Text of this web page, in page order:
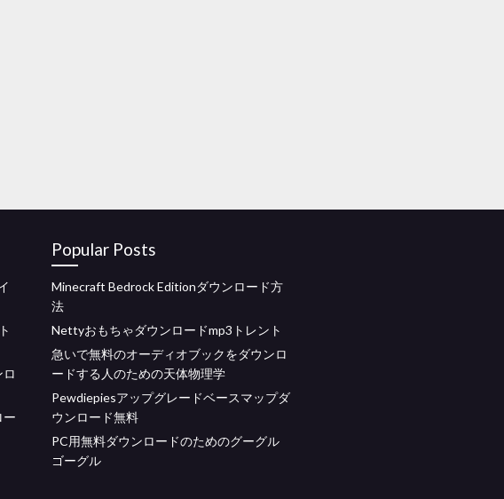
ー
Popular Posts
Minecraft Bedrock Editionダウンロード方
法
Nettyおもちゃダウンロードmp3トレント
急いで無料のオーディオブックをダウンロ
ードする人のための天体物理学
Pewdiepiesアップグレードベースマップダ
ウンロード無料
PC用無料ダウンロードのためのグーグル
ゴーグル